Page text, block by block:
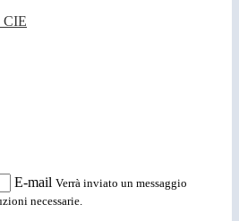
CIE
E-mail Verrà inviato un messaggio
necessarie.